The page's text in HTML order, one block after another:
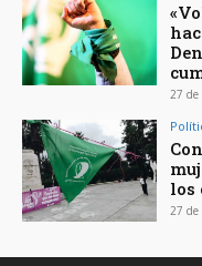
27 de
los
27 de